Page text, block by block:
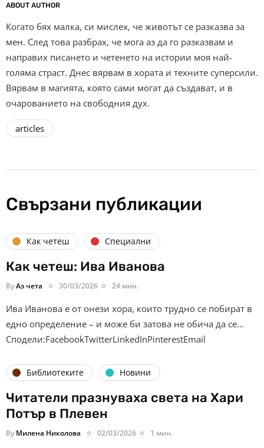
ABOUT AUTHOR
Когато бях малка, си мислех, че животът се разказва за
мен. След това разбрах, че мога аз да го разказвам и
направих писането и четенето на истории моя най-
голяма страст. Днес вярвам в хората и техните суперсили.
Вярвам в магията, която сами могат да създават, и в
очарованието на свободния дух.
articles
Свързани публикации
Как четеш Специални
Как четеш: Ива Иванова
ByАз чета 30/03/2026 24 мин.
Ива Иванова е от онези хора, които трудно се побират в
едно определение – и може би затова не обича да се…
Сподели:FacebookTwitterLinkedInPinterestEmail
Библиотеките Новини
Читатели празнуваха света на Хари
Потър в Плевен
By Милена Николова 02/03/2026 1 мин.